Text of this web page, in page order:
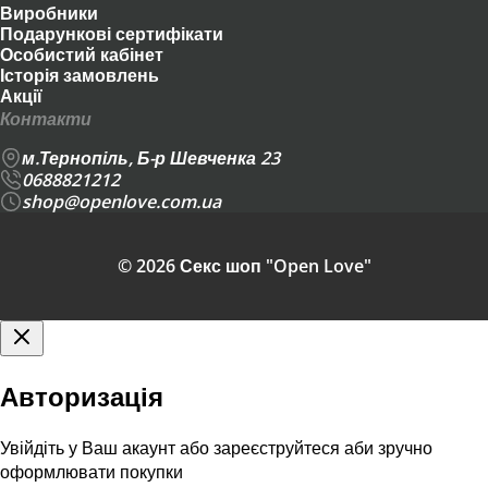
Виробники
Подарункові сертифікати
Особистий кабінет
Історія замовлень
Акції
Контакти
м.Тернопіль, Б-р Шевченка 23
0688821212
shop@openlove.com.ua
© 2026 Секс шоп "Open Love"
Авторизація
Увійдіть у Ваш акаунт або зареєструйтеся аби зручно
оформлювати покупки